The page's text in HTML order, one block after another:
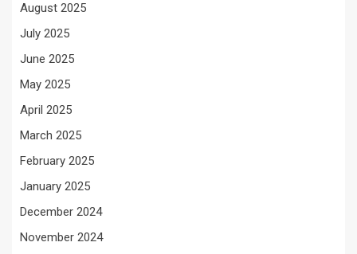
August 2025
July 2025
June 2025
May 2025
April 2025
March 2025
February 2025
January 2025
December 2024
November 2024